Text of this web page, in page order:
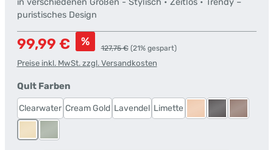
in verschiedenen Größen - Stylisch • Zeitlos • Trendy –
puristisches Design
Verkaufspreis:
99,99 € % Regulärer Preis:
127,75 € (21% gespart)
Preise inkl. MwSt. zzgl. Versandkosten
Qult Farbenauswählen
Clearwater Cream Gold Lavendel Limette
RoséSteingrau
Taupe
VanilleWüstensalbei